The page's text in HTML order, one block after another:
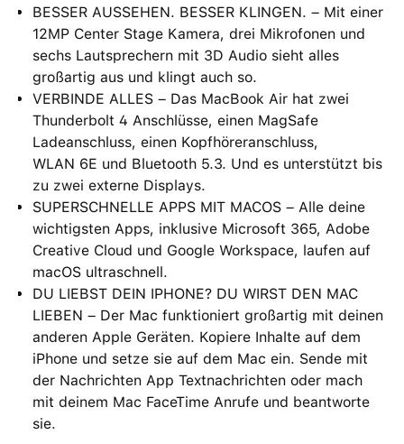
BESSER AUSSEHEN. BESSER KLINGEN. – Mit einer
12MP Center Stage Kamera, drei Mikrofonen und
sechs Lautsprechern mit 3D Audio sieht alles
großartig aus und klingt auch so.
VERBINDE ALLES – Das MacBook Air hat zwei
Thunderbolt 4 Anschlüsse, einen MagSafe
Ladeanschluss, einen Kopfhöreranschluss,
WLAN 6E und Bluetooth 5.3. Und es unterstützt bis
zu zwei externe Displays.
SUPERSCHNELLE APPS MIT MACOS – Alle deine
wichtigsten Apps, inklusive Microsoft 365, Adobe
Creative Cloud und Google Workspace, laufen auf
macOS ultraschnell.
DU LIEBST DEIN IPHONE? DU WIRST DEN MAC
LIEBEN – Der Mac funktioniert großartig mit deinen
anderen Apple Geräten. Kopiere Inhalte auf dem
iPhone und setze sie auf dem Mac ein. Sende mit
der Nachrichten App Textnachrichten oder mach
mit deinem Mac FaceTime Anrufe und beantworte
sie.